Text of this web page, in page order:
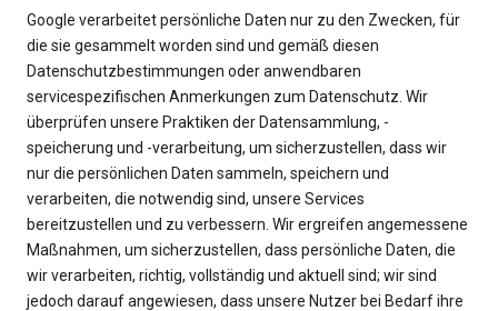
Google verarbeitet persönliche Daten nur zu den Zwecken, für
die sie gesammelt worden sind und gemäß diesen
Datenschutzbestimmungen oder anwendbaren
servicespezifischen Anmerkungen zum Datenschutz. Wir
überprüfen unsere Praktiken der Datensammlung, -
speicherung und -verarbeitung, um sicherzustellen, dass wir
nur die persönlichen Daten sammeln, speichern und
verarbeiten, die notwendig sind, unsere Services
bereitzustellen und zu verbessern. Wir ergreifen angemessene
Maßnahmen, um sicherzustellen, dass persönliche Daten, die
wir verarbeiten, richtig, vollständig und aktuell sind; wir sind
jedoch darauf angewiesen, dass unsere Nutzer bei Bedarf ihre